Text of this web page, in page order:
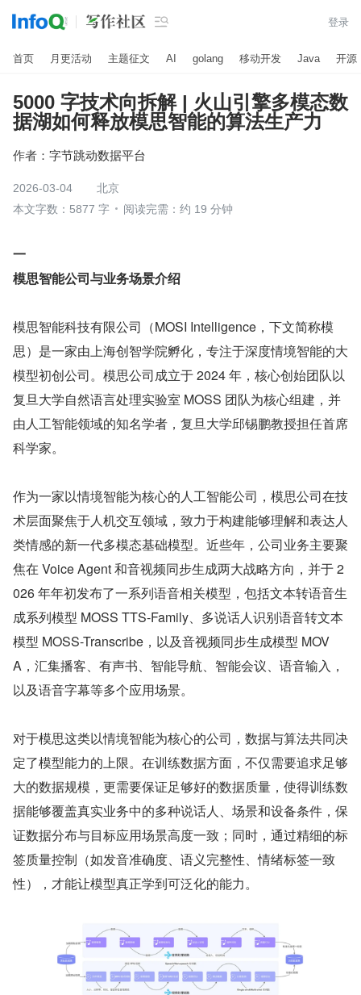
 登录
首页 月更活动 主题征文 AI golang 移动开发 Java 开源
5000 字技术向拆解 | 火山引擎多模态数
据湖如何释放模思智能的算法生产力
作者： 字节跳动数据平台
2026-03-04
北京
本文字数：5877 字
阅读完需：约 19 分钟
一
模思智能公司与业务场景介绍
模思智能科技有限公司（MOSI Intelligence，下文简称模
思）是一家由上海创智学院孵化，专注于深度情境智能的大
模型初创公司。模思公司成立于 2024 年，核心创始团队以
复旦大学自然语言处理实验室 MOSS 团队为核心组建，并
由人工智能领域的知名学者，复旦大学邱锡鹏教授担任首席
科学家。
作为一家以情境智能为核心的人工智能公司，模思公司在技
术层面聚焦于人机交互领域，致力于构建能够理解和表达人
类情感的新一代多模态基础模型。近些年，公司业务主要聚
焦在 Voice Agent 和音视频同步生成两大战略方向，并于 2
026 年年初发布了一系列语音相关模型，包括文本转语音生
成系列模型 MOSS TTS-Family、多说话人识别语音转文本
模型 MOSS-Transcribe，以及音视频同步生成模型 MOV
A，汇集播客、有声书、智能导航、智能会议、语音输入，
以及语音字幕等多个应用场景。
对于模思这类以情境智能为核心的公司，数据与算法共同决
定了模型能力的上限。在训练数据方面，不仅需要追求足够
大的数据规模，更需要保证足够好的数据质量，使得训练数
据能够覆盖真实业务中的多种说话人、场景和设备条件，保
证数据分布与目标应用场景高度一致；同时，通过精细的标
签质量控制（如发音准确度、语义完整性、情绪标签一致
性），才能让模型真正学到可泛化的能力。